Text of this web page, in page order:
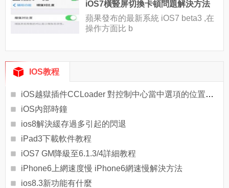
iOS7橫豎屏切換卡頓問題解決方法
蘋果發布的最新系統 iOS7 beta3 ,在
操作方面比 b
IOS教程
iOS越獄插件CCLoader 對控制中心當中選項的位置進行調整
iOS內部時鐘
ios8解決緩存過多引起的閃退
iPad3下載軟件教程
iOS7 GM降級至6.1.3/4詳細教程
iPhone6上網速度慢 iPhone6網速慢解決方法
ios8.3新功能有什麼